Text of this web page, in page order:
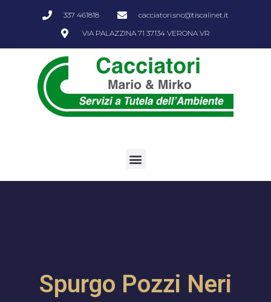
337 461818
cacciatori.snc@tiscalinet.it
VIA PALAZZINA 71 37134 VERONA VR
Spurgo Pozzi Neri